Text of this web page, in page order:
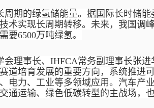
周期的绿氢储能量。据国际长时储
术实现长周期转移。未来，我国调
要6500万吨绿氢。
理事长、 IHFCA常务副理事长张
道培育发展的重要方向，系统推进
电力、工业等多领域应用。汽车产
通运输、绿色低碳转型的主战场，